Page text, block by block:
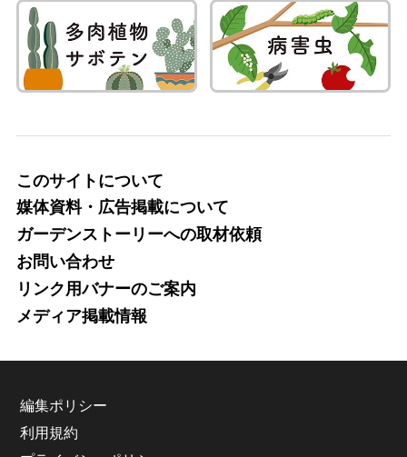
このサイトについて
媒体資料・広告掲載について
ガーデンストーリーへの取材依頼
お問い合わせ
リンク用バナーのご案内
メディア掲載情報
編集ポリシー
利用規約